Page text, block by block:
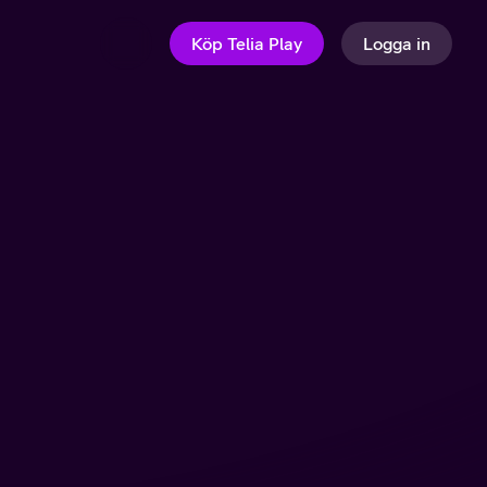
Köp Telia Play Logga in